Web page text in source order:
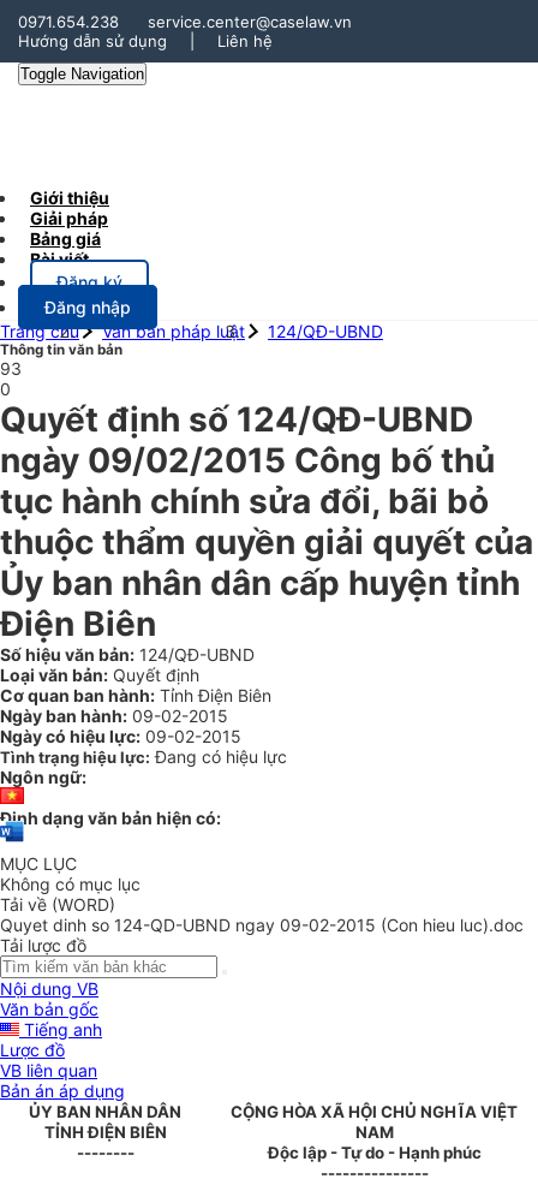
0971.654.238
service.center@caselaw.vn
Hướng dẫn sử dụng
Liên hệ
Toggle Navigation
Giới thiệu
Giải pháp
Bảng giá
Bài viết
Đăng ký
Đăng nhập
Trang chủ
Văn bản pháp luật 124/QĐ-UBND
Thông tin văn bản
93
0
Quyết định số 124/QĐ-UBND
ngày 09/02/2015 Công bố thủ
tục hành chính sửa đổi, bãi bỏ
thuộc thẩm quyền giải quyết của
Ủy ban nhân dân cấp huyện tỉnh
Điện Biên
Số hiệu văn bản: 124/QĐ-UBND
Loại văn bản: Quyết định
Cơ quan ban hành: Tỉnh Điện Biên
Ngày ban hành: 09-02-2015
Ngày có hiệu lực: 09-02-2015
Tình trạng hiệu lực: Đang có hiệu lực
Ngôn ngữ:
Định dạng văn bản hiện có:
MỤC LỤC
Không có mục lục
Tải về (WORD)
Quyet dinh so 124-QD-UBND ngay 09-02-2015 (Con hieu luc).doc
Tải lược đồ
Nội dung VB
Văn bản gốc
Tiếng anh
Lược đồ
VB liên quan
Bản án áp dụng
ỦY BAN NHÂN DÂN
TỈNH ĐIỆN BIÊN
--------
CỘNG HÒA XÃ HỘI CHỦ NGHĨA VIỆT
NAM
Độc lập - Tự do - Hạnh phúc
---------------